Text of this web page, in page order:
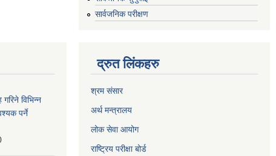
सार्वजनिक परीक्षण
विभिन्न
पर्ने
द्रुत लिंकहरु
श्रम संसार
अर्थ मन्त्रालय
लोक सेवा आयोग
राष्ट्रिय परीक्षा बोर्ड